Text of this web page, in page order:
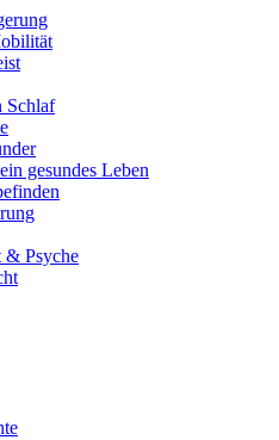
Schlaf
gesundes Leben
Psyche